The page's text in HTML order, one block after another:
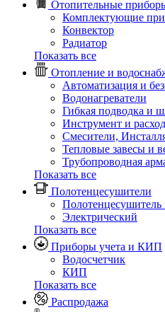
Отопительные
Комплектующие
Конвектор
Радиатор
Показать все
Отопление и
Автоматизация и
Водонагреватели
Гибкая подводка и
Инструмент и
Смесители,
Тепловые завесы и
Трубопроводная
Показать все
Полотенцесушители
Полотенцесушитель
Электрический
Показать все
Приборы учета и КИП
Водосчетчик
КИП
Показать все
Распродажа